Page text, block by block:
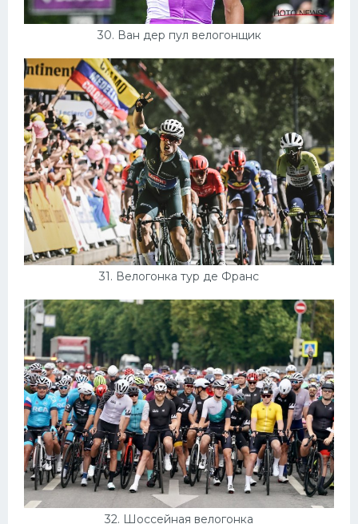
30. Ван дер пул велогонщик
31. Велогонка тур де Франс
32. Шоссейная велогонка